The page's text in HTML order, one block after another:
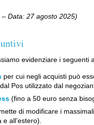
Data: 27 agosto 2025)
evidenziare i seguenti
per cui negli acquisti può
Pos utilizzato dal
(fino a 50 euro senza
di modificare i
all’estero).